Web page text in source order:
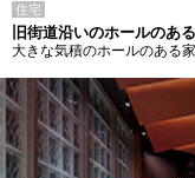
住宅
旧街道沿いのホールのあ
大きな気積のホールのある家